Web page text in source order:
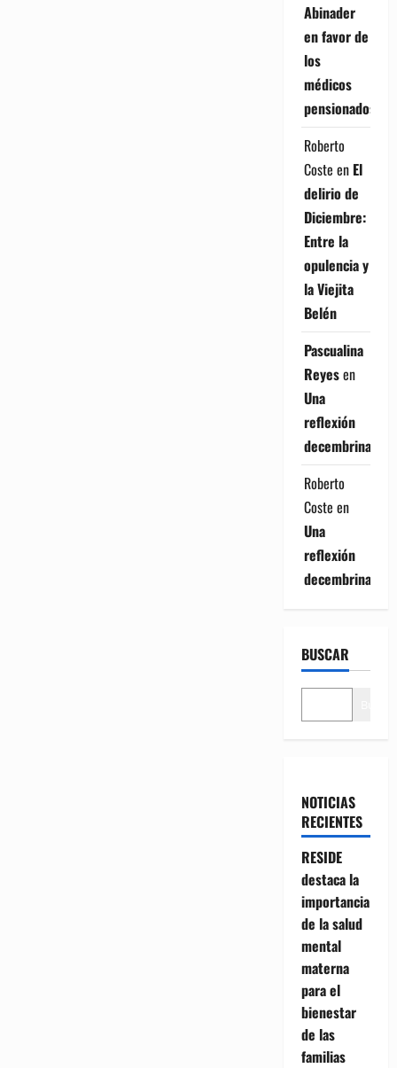
Abinader
en favor de
los
médicos
pensionados
Roberto
Coste en El
delirio de
Diciembre:
Entre la
opulencia y
la Viejita
Belén
Pascualina
Reyesen
Una
reflexión
decembrina
Roberto
Coste en
Una
reflexión
decembrina
BUSCAR
NOTICIAS
RECIENTES
RESIDE
destaca la
importancia
de la salud
mental
materna
para el
bienestar
de las
familias